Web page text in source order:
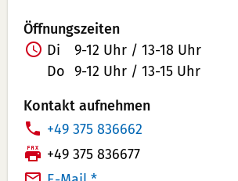
Öffnungszeiten
Di
9-12 Uhr / 13-18 Uhr
Do 9-12 Uhr / 13-15 Uhr
Kontakt aufnehmen
T
e
l
+49 375 836662
F
a
+49 375 836677